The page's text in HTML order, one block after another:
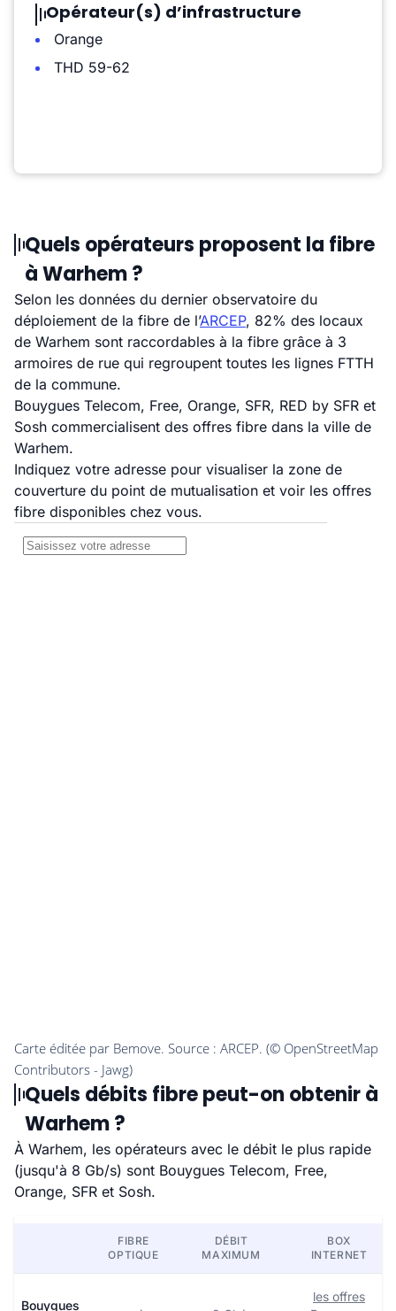
Opérateur(s) d’infrastructure
Orange
THD 59-62
Quels opérateurs proposent la fibre
à Warhem ?
Selon les données du dernier observatoire du
déploiement de la fibre de l’ARCEP, 82% des locaux
de Warhem sont raccordables à la fibre grâce à 3
armoires de rue qui regroupent toutes les lignes FTTH
de la commune.
Bouygues Telecom, Free, Orange, SFR, RED by SFR et
Sosh commercialisent des offres fibre dans la ville de
Warhem.
Indiquez votre adresse pour visualiser la zone de
couverture du point de mutualisation et voir les offres
fibre disponibles chez vous.
Quels débits fibre peut-on obtenir à
Warhem ?
À Warhem, les opérateurs avec le débit le plus rapide
(jusqu'à 8 Gb/s) sont Bouygues Telecom, Free,
Orange, SFR et Sosh.
FIBRE
OPTIQUE
DÉBIT
MAXIMUM
BOX
INTERNET
Bouygues
les offres